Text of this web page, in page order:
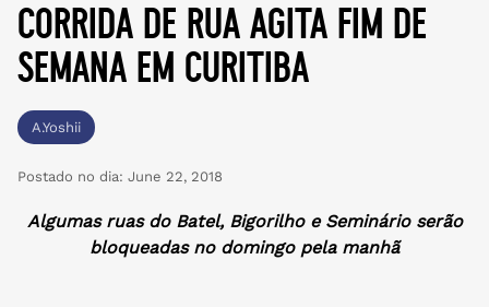
corrida de rua agita fim de
semana em curitiba
A.Yoshii
Postado no dia: June 22, 2018
Algumas ruas do Batel, Bigorilho e Seminário serão
bloqueadas no domingo pela manhã